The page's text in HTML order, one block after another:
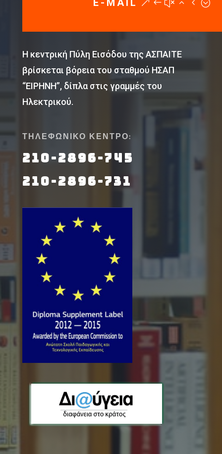
Η κεντρική Πύλη Εισόδου της ΑΣΠΑΙΤΕ
βρίσκεται βόρεια του σταθμού ΗΣΑΠ
“ΕΙΡΗΝΗ”, δίπλα στις γραμμές του
Ηλεκτρικού.
ΤΗΛΕΦΩΝΙΚΟ ΚΕΝΤΡΟ:
210-2896-745
210-2896-731